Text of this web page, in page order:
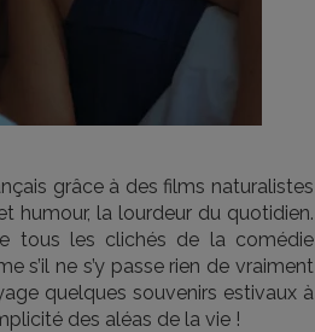
grâce à des films naturalistes
humour, la lourdeur du quotidien.
tous les clichés de la comédie
s’il ne s’y passe rien de vraiment
quelques souvenirs estivaux à
des aléas de la vie !